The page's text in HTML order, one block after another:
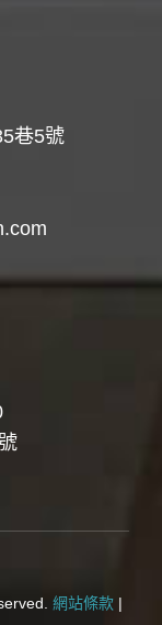
巷5號
網站條款 |